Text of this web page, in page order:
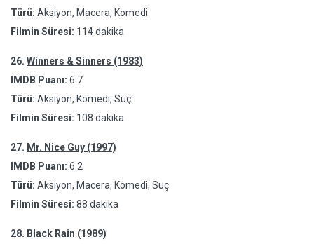
Türü: Aksiyon, Macera, Komedi
Filmin Süresi: 114 dakika
26. Winners & Sinners (1983)
IMDB Puanı: 6.7
Türü: Aksiyon, Komedi, Suç
Filmin Süresi: 108 dakika
27. Mr. Nice Guy (1997)
IMDB Puanı: 6.2
Türü: Aksiyon, Macera, Komedi, Suç
Filmin Süresi: 88 dakika
28. Black Rain (1989)